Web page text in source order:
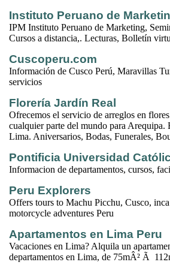
Instituto Peruano de
IPM Instituto Peruano de Marketing,
Cursos a distancia,. Lecturas, Bolletín
Cuscoperu.com
Información de Cusco Perú, Maravillas
servicios
Florería Jardín Real
Ofrecemos el servicio de arreglos en
cualquier parte del mundo para
Lima. Aniversarios, Bodas, Funerales,
Pontificia Universidad
Informacion de departamentos, cursos,
Peru Explorers
Offers tours to Machu Picchu, Cusco,
motorcycle adventures Peru
Apartamentos en Lima Peru
Vacaciones en Lima? Alquila un
departamentos en Lima, de 75mÂ² Ã